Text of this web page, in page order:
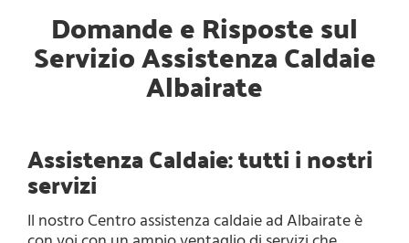
Domande e Risposte sul
Servizio Assistenza Caldaie
Albairate
Assistenza Caldaie: tutti i nostri
servizi
Il nostro Centro assistenza caldaie ad Albairate è